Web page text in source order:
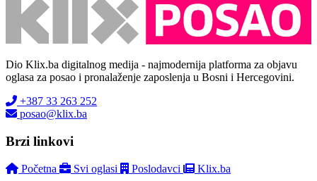
Dio Klix.ba digitalnog medija - najmodernija platforma za objavu
oglasa za posao i pronalaženje zaposlenja u Bosni i Hercegovini.
+387 33 263 252
posao@klix.ba
Brzi linkovi
Početna Svi oglasi Poslodavci Klix.ba